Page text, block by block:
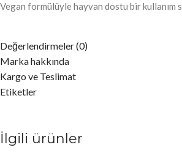
Vegan formülüyle hayvan dostu bir kullanım
Değerlendirmeler (0)
Marka hakkında
Kargo ve Teslimat
Etiketler
İlgili ürünler